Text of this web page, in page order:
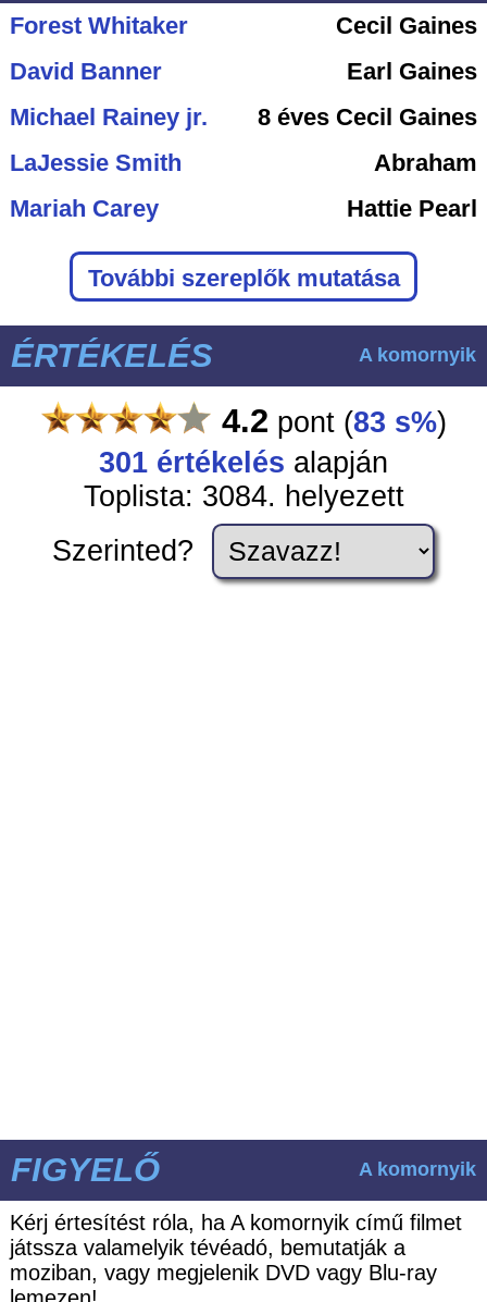
Forest Whitaker
Cecil Gaines
David Banner
Earl Gaines
Michael Rainey jr.
8 éves Cecil Gaines
LaJessie Smith
Abraham
Mariah Carey
Hattie Pearl
További szereplők mutatása
ÉRTÉKELÉS A komornyik
4.2 pont (83 s%)
301 értékelés alapján
Toplista: 3084. helyezett
Szerinted?
FIGYELŐ A komornyik
Kérj értesítést róla, ha A komornyik című filmet
játssza valamelyik tévéadó, bemutatják a
moziban, vagy megjelenik DVD vagy Blu-ray